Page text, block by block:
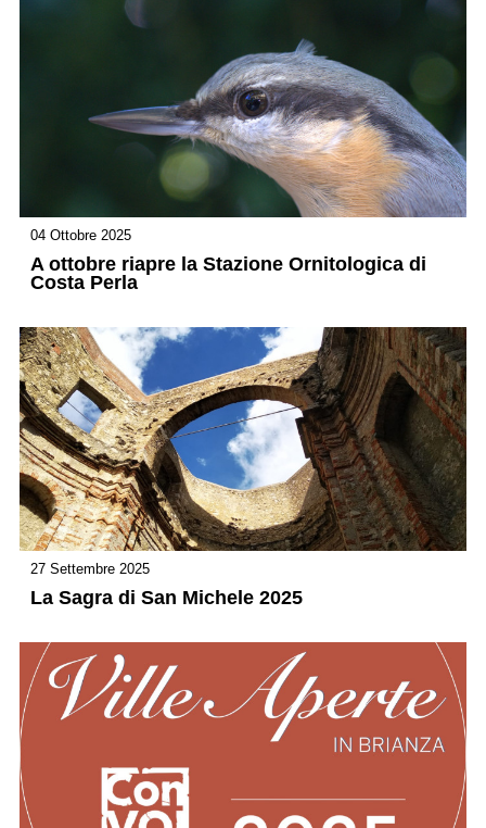
04 Ottobre 2025
A ottobre riapre la Stazione Ornitologica di
Costa Perla
27 Settembre 2025
La Sagra di San Michele 2025